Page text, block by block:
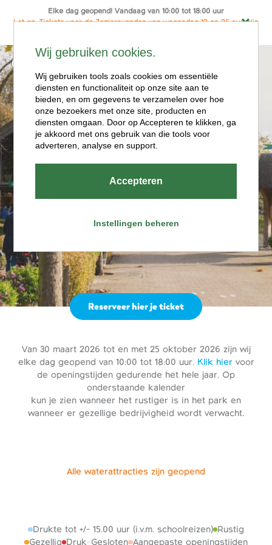
Elke dag geopend! Vandaag van 10:00 tot 18:00 uur
Let op: Tickets voor de Zomeravonden van woensdag 12 en 26 aug zijn
Ga
naar
de
inhoud
Openingstijde
n
Van 30 maart 2026 tot en met 25 oktober 2026 zijn wij
elke dag geopend van 10:00 tot 18:00 uur. Klik hiervoor
de openingstijden gedurende het hele jaar. Op
onderstaande kalender
kun je zien wanneer het rustiger is in het park en
wanneer er gezellige bedrijvigheid wordt verwacht.
Reserveer hier je ticket
Alle waterattracties zijn geopend
Aangepaste openingstijden
Druk
Drukte tot +/- 15.00 uur (i.v.m. schoolreizen)
Gesloten
Gezellig
Rustig
Wij gebruiken cookies.
Wij gebruiken tools zoals cookies om essentiële
diensten en functionaliteit op onze site aan te
bieden, en om gegevens te verzamelen over hoe
onze bezoekers met onze site, producten en
diensten omgaan. Door op Accepteren te klikken, ga
je akkoord met ons gebruik van die tools voor
adverteren, analyse en support.
Accepteren
Instellingen beheren